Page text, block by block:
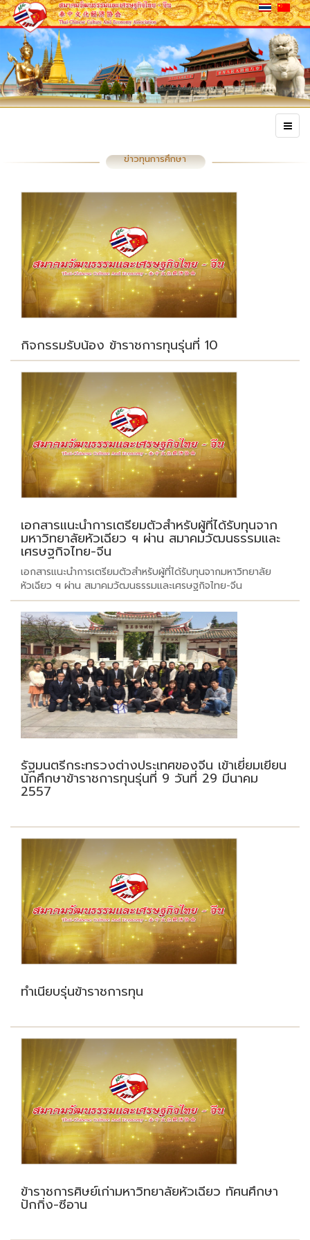
ข่าวทุนการศึกษา
กิจกรรมรับน้อง ข้าราชการทุนรุ่นที่ 10
เอกสารแนะนำการเตรียมตัวสำหรับผู้ที่ได้รับทุนจาก
มหาวิทยาลัยหัวเฉียว ฯ ผ่าน สมาคมวัฒนธรรมและ
เศรษฐกิจไทย-จีน
เอกสารแนะนำการเตรียมตัวสำหรับผู้ที่ได้รับทุนจากมหาวิทยาลัย
หัวเฉียว ฯ ผ่าน สมาคมวัฒนธรรมและเศรษฐกิจไทย-จีน
รัฐมนตรีกระทรวงต่างประเทศของจีน เข้าเยี่ยมเยียน
นักศึกษาข้าราชการทุนรุ่นที่ 9 วันที่ 29 มีนาคม
2557
ทำเนียบรุ่นข้าราชการทุน
ข้าราชการศิษย์เก่ามหาวิทยาลัยหัวเฉียว ทัศนศึกษา
ปักกิ่ง-ซีอาน